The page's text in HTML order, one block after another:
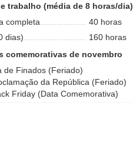
trabalho (média de 8 horas/dia)
completa
40 horas
dias)
160 horas
comemorativas de novembro
de Finados (Feriado)
da República (Feriado)
Friday (Data Comemorativa)